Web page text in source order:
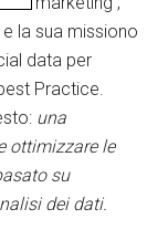
e la sua missiono
data per
Practice.
una
ottimizzare le
su
dei dati.